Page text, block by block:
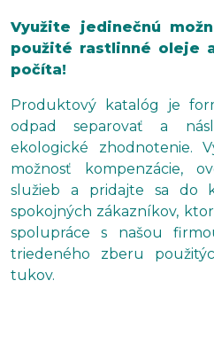
Využite jedinečnú
použité rastlinné oleje
počíta!
Produktový katalóg je
odpad separovať a
ekologické zhodnotenie.
možnosť kompenzácie,
služieb a pridajte sa do
spokojných zákazníkov,
spolupráce s našou
triedeného zberu
tukov.